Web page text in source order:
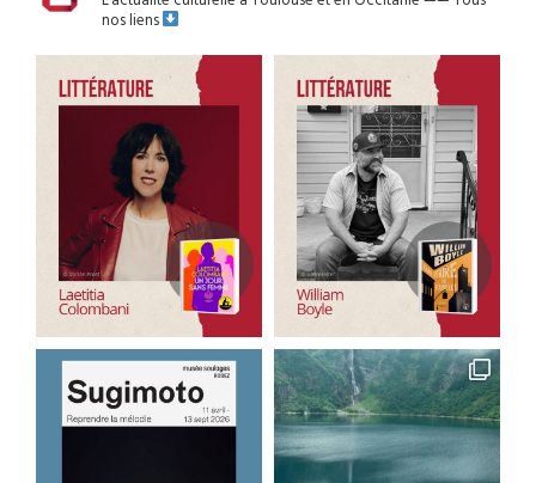
nos liens